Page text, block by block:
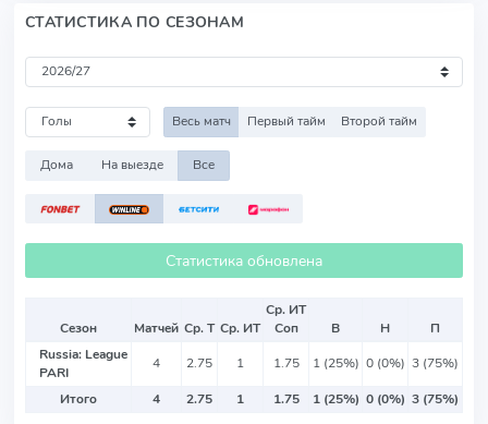
СТАТИСТИКА ПО СЕЗОНАМ
Весь матч Первый тайм Второй тайм
Дома На выезде Все
Статистика обновлена
Сезон Матчей Ср. Т Ср. ИТ
Ср. ИТ
Соп
В Н
П
Russia: League
PARI
4 2.75 1 1.75 1 (25%) 0 (0%) 3 (75%)
Итого 4 2.75 1 1.75 1 (25%) 0 (0%) 3 (75%)